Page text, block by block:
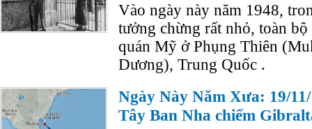
Vào ngày này năm 1948,
tưởng chừng rất nhỏ, toàn
quán Mỹ ở Phụng Thiên
Dương), Trung Quốc .
Ngày Này Năm Xưa: 19/
Tây Ban Nha chiếm